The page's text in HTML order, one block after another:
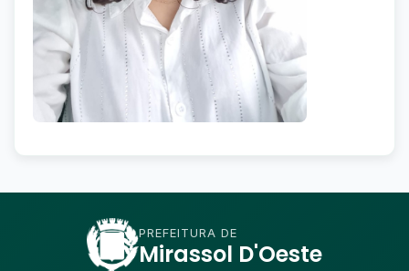
PREFEITURA DE
Mirassol D'Oeste